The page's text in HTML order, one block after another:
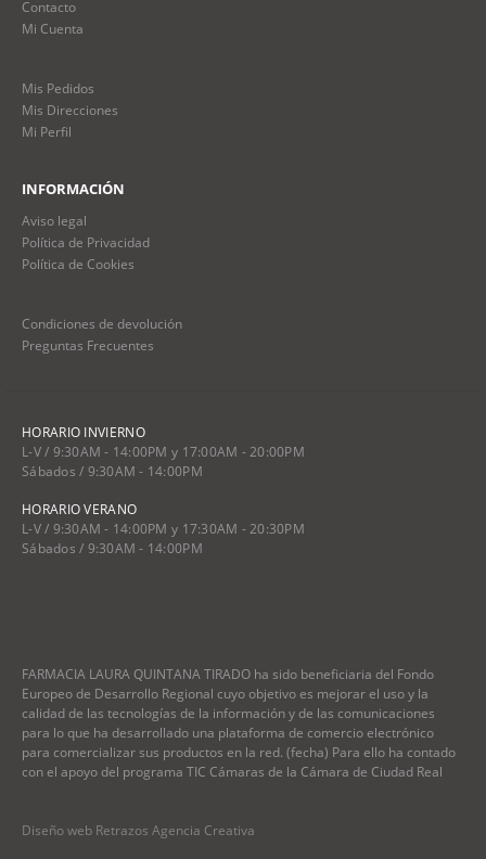
Contacto
Mi Cuenta
Mis Pedidos
Mis Direcciones
Mi Perfil
INFORMACIÓN
Aviso legal
Política de Privacidad
Política de Cookies
Condiciones de devolución
Preguntas Frecuentes
HORARIO INVIERNO
L-V / 9:30AM - 14:00PM y 17:00AM - 20:00PM
Sábados / 9:30AM - 14:00PM
HORARIO VERANO
L-V / 9:30AM - 14:00PM y 17:30AM - 20:30PM
Sábados / 9:30AM - 14:00PM
FARMACIA LAURA QUINTANA TIRADO ha sido beneficiaria del Fondo
Europeo de Desarrollo Regional cuyo objetivo es mejorar el uso y la
calidad de las tecnologías de la información y de las comunicaciones
para lo que ha desarrollado una plataforma de comercio electrónico
para comercializar sus productos en la red. (fecha) Para ello ha contado
con el apoyo del programa TIC Cámaras de la Cámara de Ciudad Real
Diseño web Retrazos Agencia Creativa